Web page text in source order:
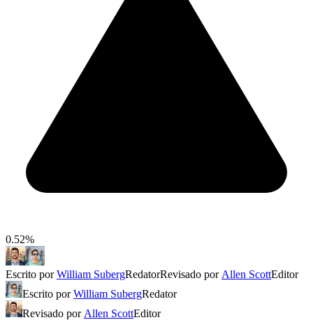
0.52%
Escrito porWilliam SubergRedatorRevisado por Allen ScottEditor
Escrito porWilliam SubergRedator
Revisado por Allen ScottEditor